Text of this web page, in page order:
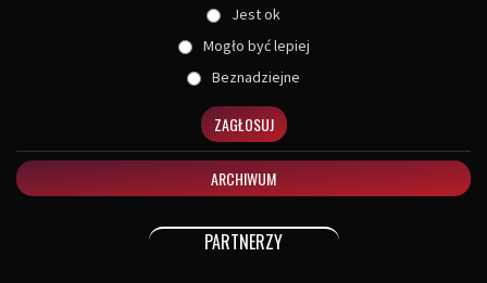
Jest ok
Mogło być lepiej
Beznadziejne
ZAGŁOSUJ
ARCHIWUM
PARTNERZY